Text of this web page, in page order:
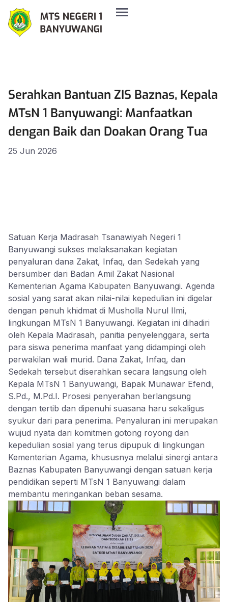
Serahkan Bantuan ZIS Baznas, Kepala
MTsN 1 Banyuwangi: Manfaatkan
dengan Baik dan Doakan Orang Tua
25 Jun 2026
Satuan Kerja Madrasah Tsanawiyah Negeri 1
Banyuwangi sukses melaksanakan kegiatan
penyaluran dana Zakat, Infaq, dan Sedekah yang
bersumber dari Badan Amil Zakat Nasional
Kementerian Agama Kabupaten Banyuwangi. Agenda
sosial yang sarat akan nilai-nilai kepedulian ini digelar
dengan penuh khidmat di Musholla Nurul Ilmi,
lingkungan MTsN 1 Banyuwangi. Kegiatan ini dihadiri
oleh Kepala Madrasah, panitia penyelenggara, serta
para siswa penerima manfaat yang didampingi oleh
perwakilan wali murid. Dana Zakat, Infaq, dan
Sedekah tersebut diserahkan secara langsung oleh
Kepala MTsN 1 Banyuwangi, Bapak Munawar Efendi,
S.Pd., M.Pd.I. Prosesi penyerahan berlangsung
dengan tertib dan dipenuhi suasana haru sekaligus
syukur dari para penerima. Penyaluran ini merupakan
wujud nyata dari komitmen gotong royong dan
kepedulian sosial yang terus dipupuk di lingkungan
Kementerian Agama, khususnya melalui sinergi antara
Baznas Kabupaten Banyuwangi dengan satuan kerja
pendidikan seperti MTsN 1 Banyuwangi dalam
membantu meringankan beban sesama.